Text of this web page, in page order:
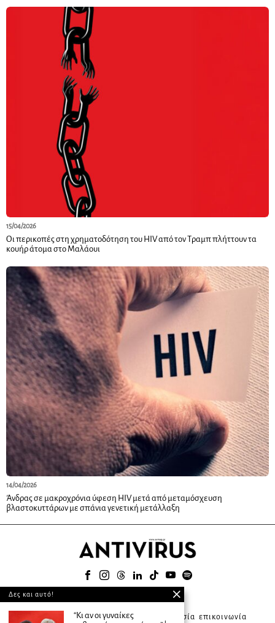
15/04/2026
Οι περικοπές στη χρηματοδότηση του HIV από τον Τραμπ πλήττουν τα
κουήρ άτομα στο Μαλάουι
14/04/2026
Άνδρας σε μακροχρόνια ύφεση HIV μετά από μεταμόσχευση
βλαστοκυττάρων με σπάνια γενετική μετάλλαξη
about ANTIVIRUS συνδρομητική υπηρεσία επικοινωνία
Δες και αυτό!
“Kι αν οι γυναίκες